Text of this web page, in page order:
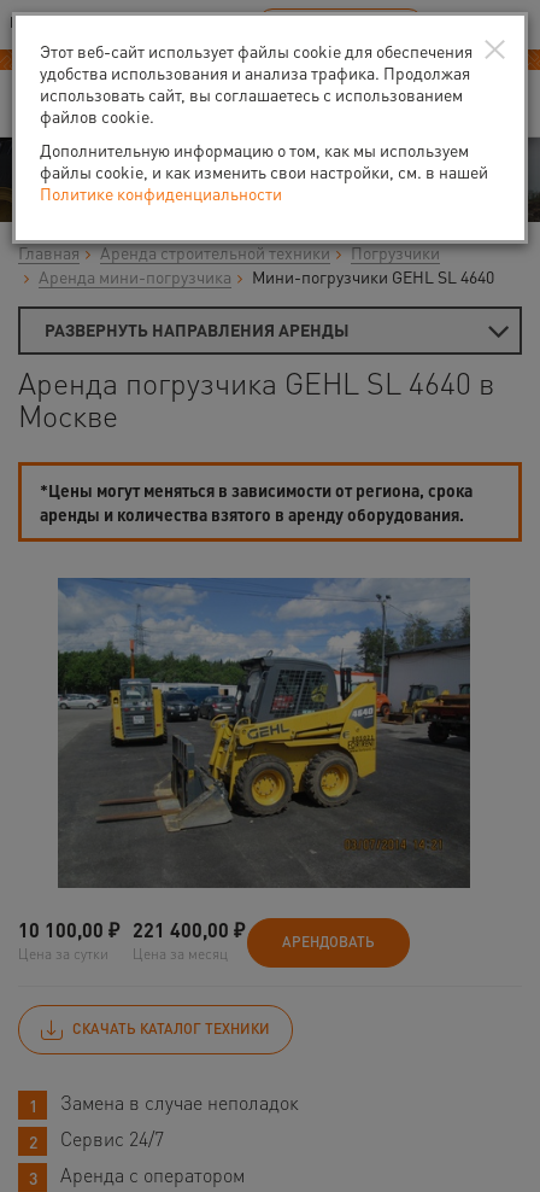
Ваш город:Москва
В Вашем регионе нет наших офисов RU EN
Аренда
Главная Аренда строительной техники
Погрузчики
Аренда мини-погрузчика
Мини-погрузчики GEHL SL 4640
РАЗВЕРНУТЬ НАПРАВЛЕНИЯ АРЕНДЫ
Аренда погрузчика GEHL SL 4640 в
Москве
*Цены могут меняться в зависимости от региона, срока
аренды и количества взятого в аренду оборудования.
10 100,00 ₽
Цена за сутки
221 400,00 ₽
Цена за месяц
АРЕНДОВАТЬ
СКАЧАТЬ КАТАЛОГ ТЕХНИКИ
Замена в случае неполадок
Сервис 24/7
Аренда с оператором
×
Этот веб-сайт использует файлы cookie для обеспечения
удобства использования и анализа трафика. Продолжая
использовать сайт, вы соглашаетесь с использованием
файлов cookie.
Дополнительную информацию о том, как мы используем
файлы cookie, и как изменить свои настройки, см. в нашей
Политике конфиденциальности